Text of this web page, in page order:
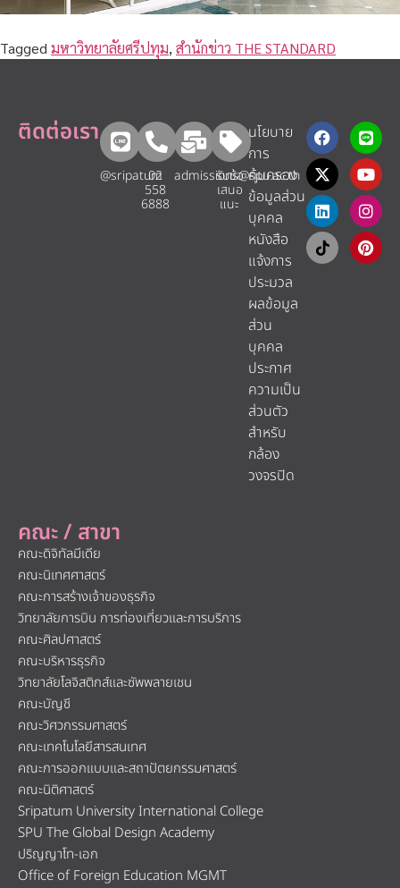
Tagged มหาวิทยาลัยศรีปทุม,สำนักข่าว THE STANDARD
คณะ / สาขา
คณะดิจิทัลมีเดีย
คณะนิเทศศาสตร์
คณะการสร้างเจ้าของธุรกิจ
วิทยาลัยการบิน การท่องเที่ยวและการบริการ
คณะศิลปศาสตร์
คณะบริหารธุรกิจ
วิทยาลัยโลจิสติกส์และซัพพลายเชน
คณะบัญชี
คณะวิศวกรรมศาสตร์
คณะเทคโนโลยีสารสนเทศ
คณะการออกแบบและสถาปัตยกรรมศาสตร์
คณะนิติศาสตร์
Sripatum University International College
SPU The Global Design Academy
ปริญญาโท-เอก
Office of Foreign Education MGMT
ติดต่อเรา
@sripatum
02
558
6888
admissions@spu.ac.th
รับข้อ
เสนอ
แนะ​
นโยบาย
การ
คุ้มครอง
ข้อมูลส่วน
บุคคล
หนังสือ
แจ้งการ
ประมวล
ผลข้อมูล
ส่วน
บุคคล
ประกาศ
ความเป็น
ส่วนตัว
สำหรับ
กล้อง
วงจรปิด